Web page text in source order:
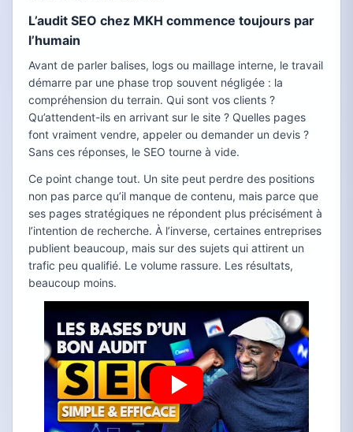
L’audit SEO chez MKH commence toujours par
l’humain
Avant de parler balises, logs ou maillage interne, le travail
démarre par une phase trop souvent négligée : la
compréhension du terrain. Qui sont vos clients ?
Qu’attendent-ils en arrivant sur le site ? Quelles pages
font vraiment vendre, appeler ou demander un devis ?
Sans ces réponses, le SEO tourne à vide.
Ce point change tout. Un site peut perdre des positions
non pas parce qu’il manque de contenu, mais parce que
ses pages stratégiques ne répondent plus précisément à
l’intention de recherche. À l’inverse, certaines entreprises
publient beaucoup, mais sur des sujets qui attirent un
trafic peu qualifié. Le volume rassure. Les résultats,
beaucoup moins.